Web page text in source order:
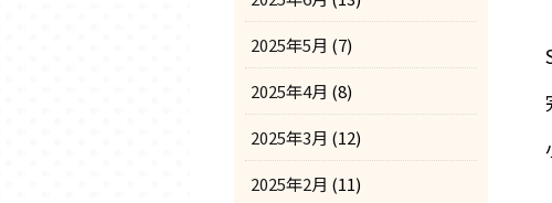
2025年5月 (7)
2025年4月 (8)
2025年3月 (12)
2025年2月 (11)